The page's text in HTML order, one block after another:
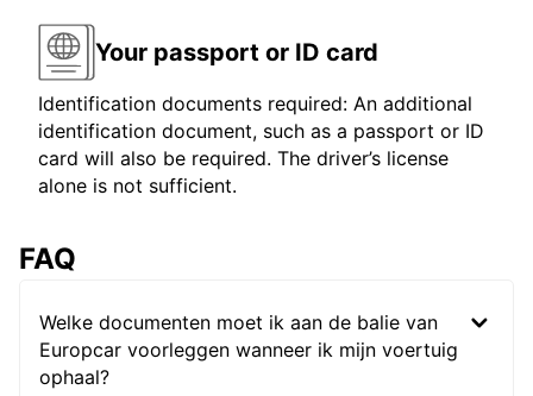
Your passport or ID card
Identification documents required: An additional
identification document, such as a passport or ID
card will also be required. The driver’s license
alone is not sufficient.
FAQ
Welke documenten moet ik aan de balie van
Europcar voorleggen wanneer ik mijn voertuig
ophaal?